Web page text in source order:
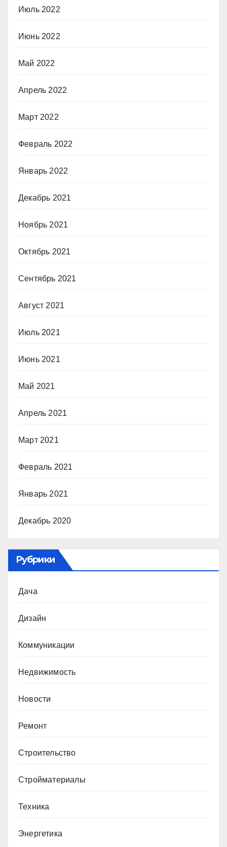
Июль 2022
Июнь 2022
Май 2022
Апрель 2022
Март 2022
Февраль 2022
Январь 2022
Декабрь 2021
Ноябрь 2021
Октябрь 2021
Сентябрь 2021
Август 2021
Июль 2021
Июнь 2021
Май 2021
Апрель 2021
Март 2021
Февраль 2021
Январь 2021
Декабрь 2020
Рубрики
Дача
Дизайн
Коммуникации
Недвижимость
Новости
Ремонт
Строительство
Стройматериалы
Техника
Энергетика